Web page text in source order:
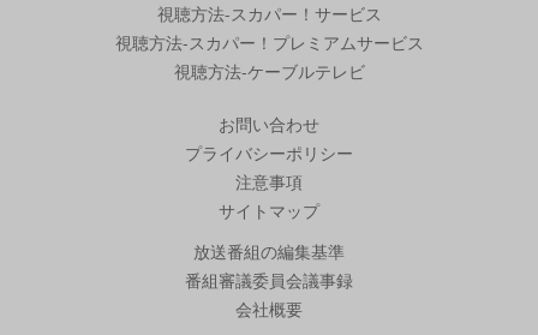
視聴方法-スカパー！サービス
視聴方法-スカパー！プレミアムサービス
視聴方法-ケーブルテレビ
お問い合わせ
プライバシーポリシー
注意事項
サイトマップ
放送番組の編集基準
番組審議委員会議事録
会社概要